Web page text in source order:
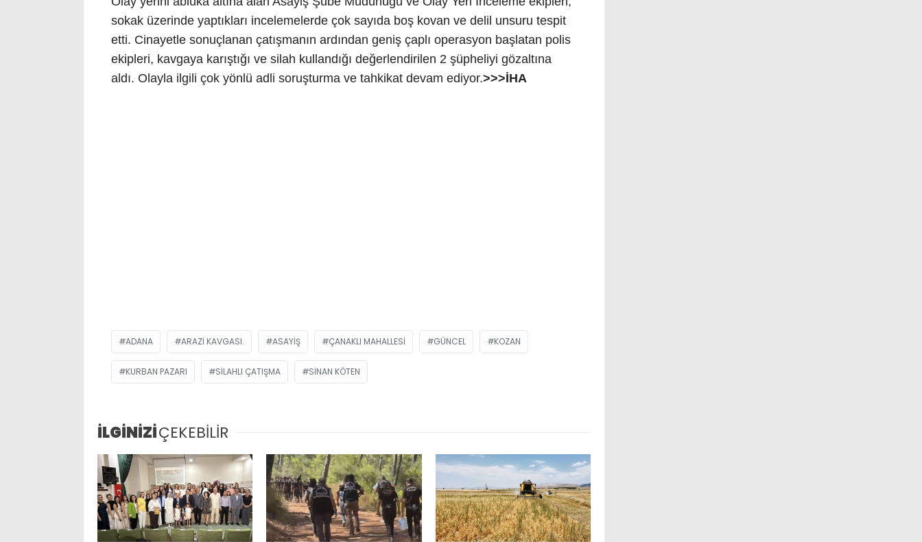
sokak üzerinde yaptıkları incelemelerde çok sayıda boş kovan ve delil unsuru tespit
etti. Cinayetle sonuçlanan çatışmanın ardından geniş çaplı operasyon başlatan polis
ekipleri, kavgaya karıştığı ve silah kullandığı değerlendirilen 2 şüpheliyi gözaltına
aldı. Olayla ilgili çok yönlü adli soruşturma ve tahkikat devam ediyor.>>>İHA
ADANA ARAZI KAVGASI. ASAYIŞ ÇANAKLI MAHALLESI GÜNCEL KOZAN
KURBAN PAZARI SILAHLI ÇATIŞMA SINAN KÖTEN
İLGİNİZİÇEKEBİLİR